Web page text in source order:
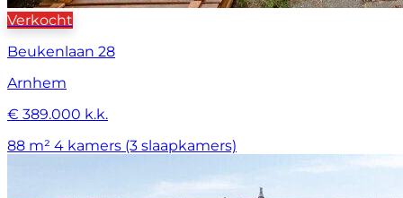
Verkocht
Beukenlaan 28
Arnhem
€ 389.000 k.k.
88 m² 4 kamers (3 slaapkamers)